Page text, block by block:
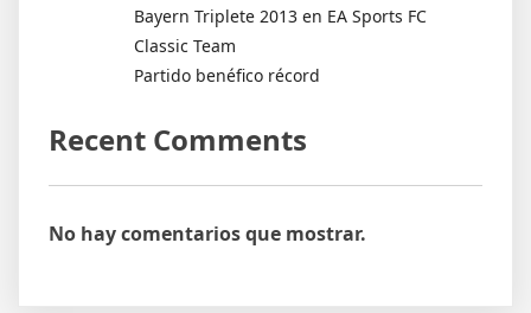
Bayern Triplete 2013 en EA Sports FC
Classic Team
Partido benéfico récord
Recent Comments
No hay comentarios que mostrar.